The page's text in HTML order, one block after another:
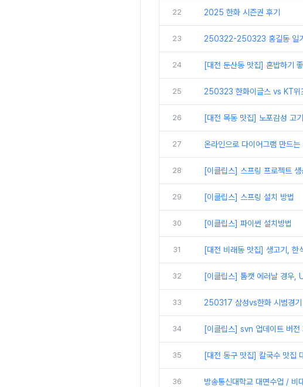
22 2025 한화 시즌권 후기
23 250322-250323 홍길동 일기
24 [대전 둔산동 맛집] 혼밥하기
25 250323 한화이글스 vs KT위
26 [대전 목동 맛집] 노포감성 고
27 온라인으로 다이어그램 만드는
28 [이클립스] 스프링 프로젝트 생
29 [이클립스] 스프링 설치 방법
30 [이클립스] 파이썬 설치방법
31 [대전 비래동 맛집] 생고기, 한
32 [이클립스] 톰캣 에러날 경우,
33 250317 삼성vs한화 시범경
34 [이클립스] svn 업데이트 버전
35 [대전 동구 맛집] 칼국수 맛집
36 방송통신대학교 대면수업 / 비